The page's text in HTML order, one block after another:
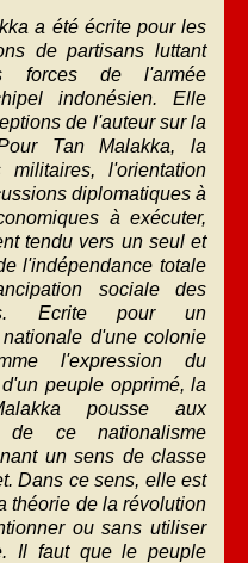
a été écrite pour les
de partisans luttant
forces de l'armée
indonésien. Elle
de l'auteur sur la
Tan Malakka, la
l'orientation
diplomatiques à
à exécuter,
tendu vers un seul et
l'indépendance totale
sociale des
Ecrite pour un
d'une colonie
l'expression du
peuple opprimé, la
pousse aux
de ce nationalisme
un sens de classe
Dans ce sens, elle est
théorie de la révolution
ou sans utiliser
Il faut que le peuple